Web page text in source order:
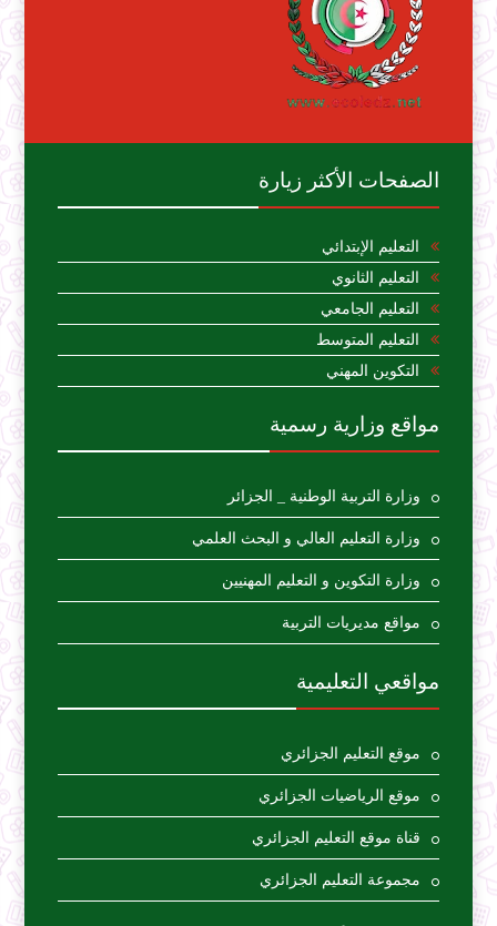
الصفحات الأكثر زيارة
التعليم الإبتدائي
التعليم الثانوي
التعليم الجامعي
التعليم المتوسط
التكوين المهني
مواقع وزارية رسمية
وزارة التربية الوطنية _ الجزائر
وزارة التعليم العالي و البحث العلمي
وزارة التكوين و التعليم المهنيين
مواقع مديريات التربية
مواقعي التعليمية
موقع التعليم الجزائري
موقع الرياضيات الجزائري
قناة موقع التعليم الجزائري
مجموعة التعليم الجزائري